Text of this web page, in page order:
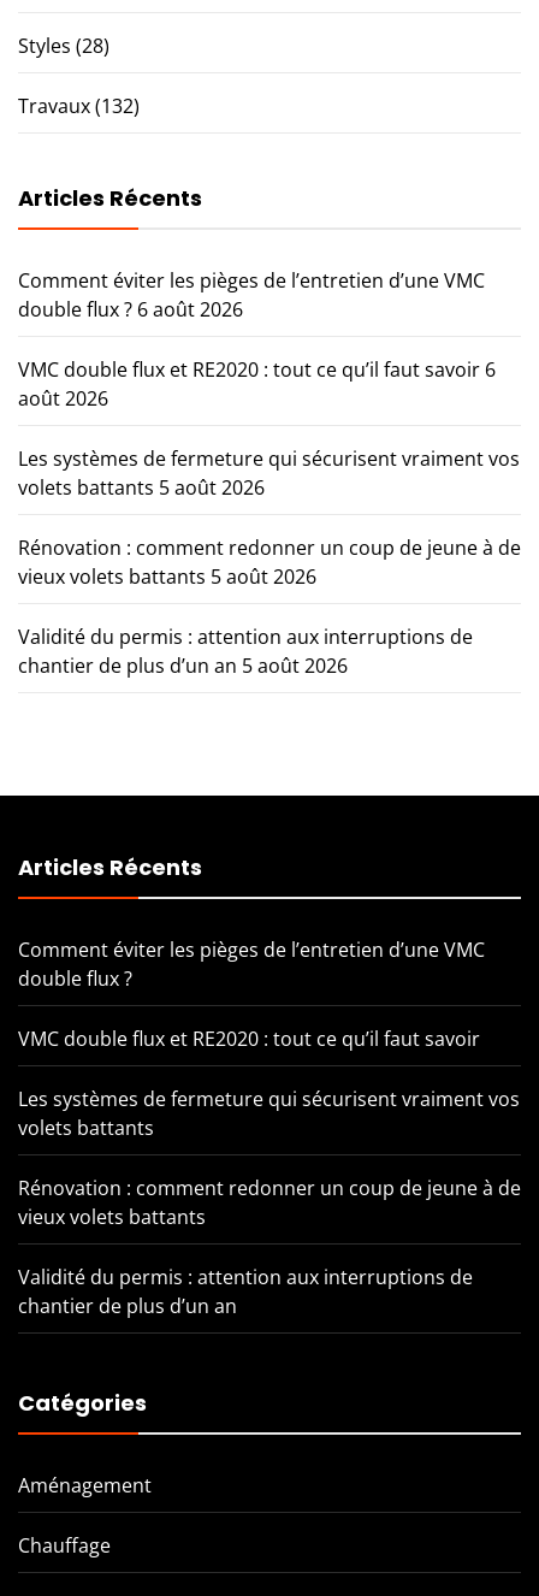
Styles (28)
Travaux(132)
Articles Récents
Comment éviter les pièges de l’entretien d’une VMC
double flux ? 6 août 2026
VMC double flux et RE2020 : tout ce qu’il faut savoir 6
août 2026
Les systèmes de fermeture qui sécurisent vraiment vos
volets battants 5 août 2026
Rénovation : comment redonner un coup de jeune à de
vieux volets battants 5 août 2026
Validité du permis : attention aux interruptions de
chantier de plus d’un an 5 août 2026
Articles Récents
Comment éviter les pièges de l’entretien d’une VMC
double flux ?
VMC double flux et RE2020 : tout ce qu’il faut savoir
Les systèmes de fermeture qui sécurisent vraiment vos
volets battants
Rénovation : comment redonner un coup de jeune à de
vieux volets battants
Validité du permis : attention aux interruptions de
chantier de plus d’un an
Catégories
Aménagement
Chauffage